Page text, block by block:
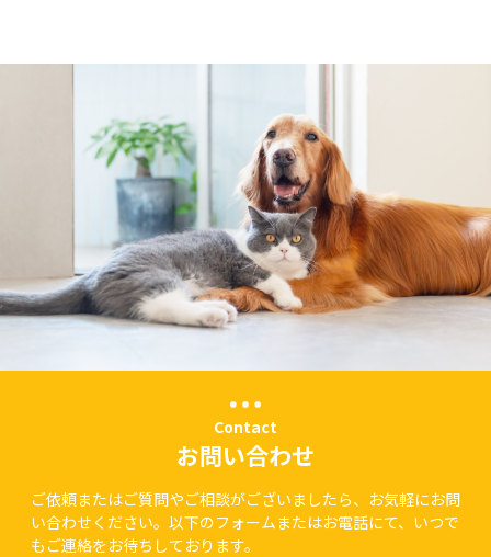
Contact
お問い合わせ
ご依頼またはご質問やご相談がございましたら、お気軽にお問
い合わせください。以下のフォームまたはお電話にて、いつで
もご連絡をお待ちしております。